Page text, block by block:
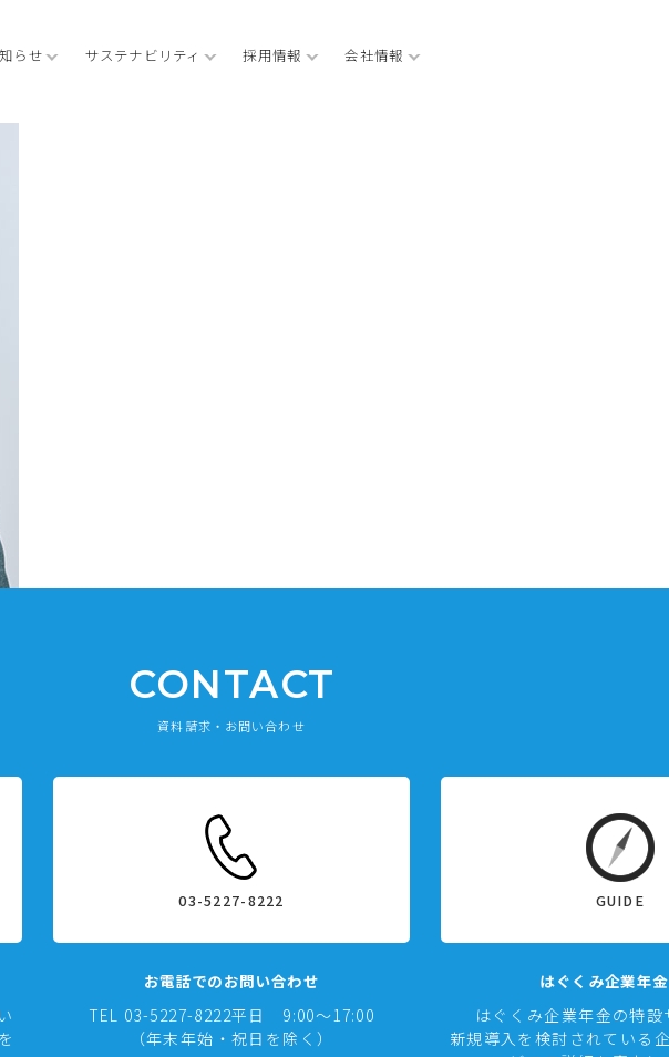
らせ サステナビリティ 採用情報 会社情報
CONTACT
資料請求・お問い合わせ
03-5227-8222
お電話でのお問い合わせ
TEL 03-5227-8222平日 9:00～17:00
（年末年始・祝日を除く）
GUIDE
はぐくみ企業年
はぐくみ企業年金の特設
新規導入を検討されている